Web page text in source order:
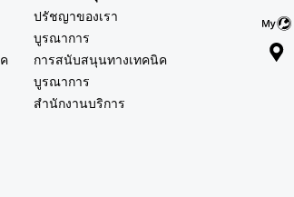
ปรัชญาของเรา
บูรณาการ
การสนับสนุนทางเทคนิค
บูรณาการ
สำนักงานบริการ